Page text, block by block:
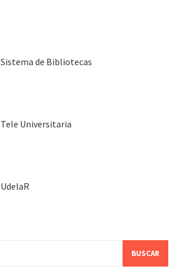
Sistema de Bibliotecas
Tele Universitaria
UdelaR